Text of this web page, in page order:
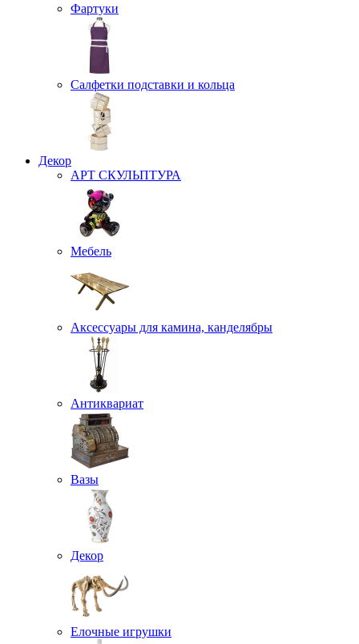
Фартуки
Салфетки подставки и кольца
Декор
АРТ СКУЛЬПТУРА
Мебель
Аксессуары для камина, канделябры
Антиквариат
Вазы
Декор
Елочные игрушки